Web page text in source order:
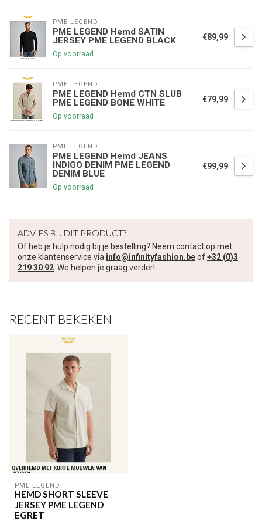
PME LEGEND
PME LEGEND Hemd SATIN
JERSEY PME LEGEND BLACK
Op voorraad
€89,99
PME LEGEND
PME LEGEND Hemd CTN SLUB
PME LEGEND BONE WHITE
Op voorraad
€79,99
PME LEGEND
PME LEGEND Hemd JEANS
INDIGO DENIM PME LEGEND
DENIM BLUE
Op voorraad
€99,99
ADVIES BIJ DIT PRODUCT?
Of heb je hulp nodig bij je bestelling? Neem contact op met
onze klantenservice via info@infinityfashion.beof+32 (0)3
219 30 92. We helpen je graag verder!
RECENT BEKEKEN
PME LEGEND
HEMD SHORT SLEEVE
JERSEY PME LEGEND
EGRET
€5,00 korting op je volgende bestelling
over onze nieuwe collectie, en ontvang
volgende aankoop! 😀
Je korting is geldig bij een minimale bestelwaarde van €45,00